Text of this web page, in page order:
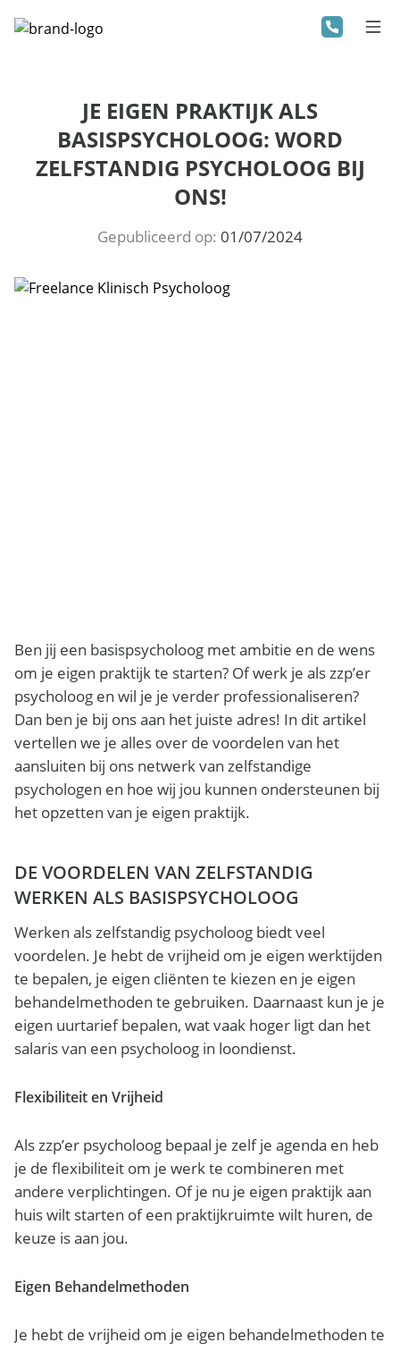
JE EIGEN PRAKTIJK ALS
BASISPSYCHOLOOG: WORD
ZELFSTANDIG PSYCHOLOOG BIJ
ONS!
Gepubliceerd op: 01/07/2024
Ben jij een basispsycholoog met ambitie en de wens
om je eigen praktijk te starten? Of werk je als zzp’er
psycholoog en wil je je verder professionaliseren?
Dan ben je bij ons aan het juiste adres! In dit artikel
vertellen we je alles over de voordelen van het
aansluiten bij ons netwerk van zelfstandige
psychologen en hoe wij jou kunnen ondersteunen bij
het opzetten van je eigen praktijk.
DE VOORDELEN VAN ZELFSTANDIG
WERKEN ALS BASISPSYCHOLOOG
Werken als zelfstandig psycholoog biedt veel
voordelen. Je hebt de vrijheid om je eigen werktijden
te bepalen, je eigen cliënten te kiezen en je eigen
behandelmethoden te gebruiken. Daarnaast kun je je
eigen uurtarief bepalen, wat vaak hoger ligt dan het
salaris van een psycholoog in loondienst.
Flexibiliteit en Vrijheid
Als zzp’er psycholoog bepaal je zelf je agenda en heb
je de flexibiliteit om je werk te combineren met
andere verplichtingen. Of je nu je eigen praktijk aan
huis wilt starten of een praktijkruimte wilt huren, de
keuze is aan jou.
Eigen Behandelmethoden
Je hebt de vrijheid om je eigen behandelmethoden te